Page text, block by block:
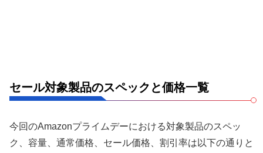
セール対象製品のスペックと価格一覧
今回のAmazonプライムデーにおける対象製品のスペッ
ク、容量、通常価格、セール価格、割引率は以下の通りと